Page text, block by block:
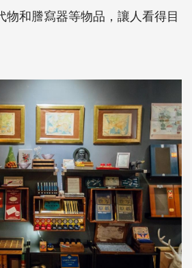
物和謄寫器等物品，讓人看得目